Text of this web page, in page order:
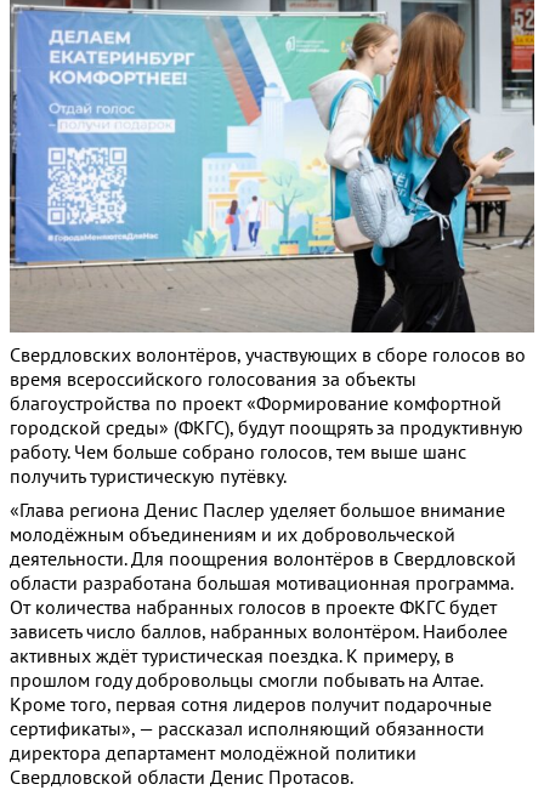
Свердловских волонтёров, участвующих в сборе голосов во
время всероссийского голосования за объекты
благоустройства по проект «Формирование комфортной
городской среды» (ФКГС), будут поощрять за продуктивную
работу. Чем больше собрано голосов, тем выше шанс
получить туристическую путёвку.
«Глава региона Денис Паслер уделяет большое внимание
молодёжным объединениям и их добровольческой
деятельности. Для поощрения волонтёров в Свердловской
области разработана большая мотивационная программа.
От количества набранных голосов в проекте ФКГС будет
зависеть число баллов, набранных волонтёром. Наиболее
активных ждёт туристическая поездка. К примеру, в
прошлом году добровольцы смогли побывать на Алтае.
Кроме того, первая сотня лидеров получит подарочные
сертификаты», — рассказал исполняющий обязанности
директора департамент молодёжной политики
Свердловской области Денис Протасов.